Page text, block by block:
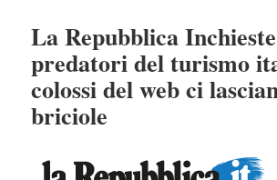
La Repubblica
predatori del turismo
colossi del web ci
briciole